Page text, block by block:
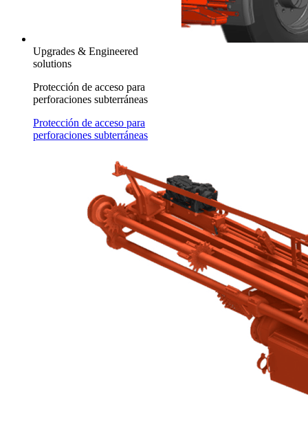
Upgrades & Engineered
solutions
Protección de acceso para
perforaciones subterráneas
Protección de acceso para
perforaciones subterráneas